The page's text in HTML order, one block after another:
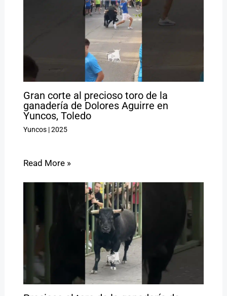
Gran corte al precioso toro de la
ganadería de Dolores Aguirre en
Yuncos, Toledo
Yuncos|2025
Read More »